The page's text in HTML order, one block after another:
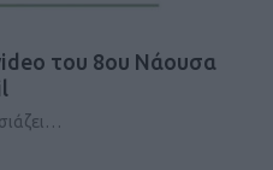
του 8ου Νάουσα